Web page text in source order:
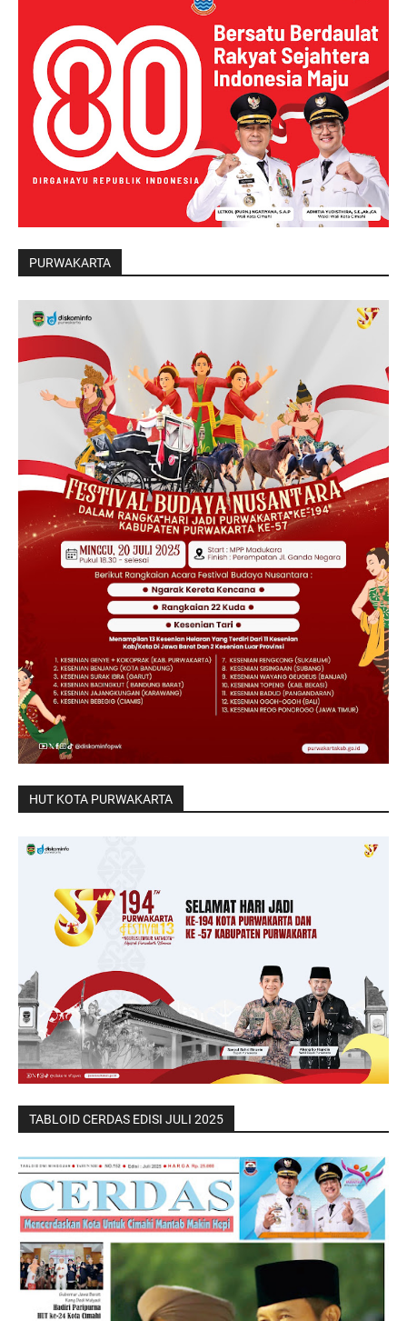
PURWAKARTA
HUT KOTA PURWAKARTA
TABLOID CERDAS EDISI JULI 2025